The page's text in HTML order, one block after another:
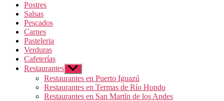
Postres
Salsas
Pescados
Carnes
Pasteleria
Verduras
Cafeterías
Restaurantes Mostrar
el
submenú
Restaurantes en Puerto Iguazú
Restaurantes en Termas de Río Hondo
Restaurantes en San Martín de los Andes